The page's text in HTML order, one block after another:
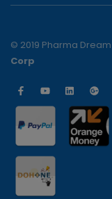
© 2019 Pharma
Corp